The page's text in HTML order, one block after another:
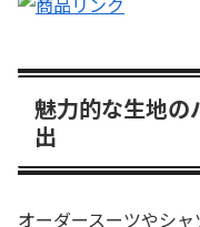
魅力的な生地の
出
オーダースーツやシ